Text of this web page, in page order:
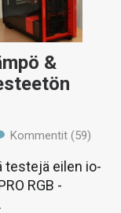
&
Kommentit (59)
testejä eilen io-
RGB -